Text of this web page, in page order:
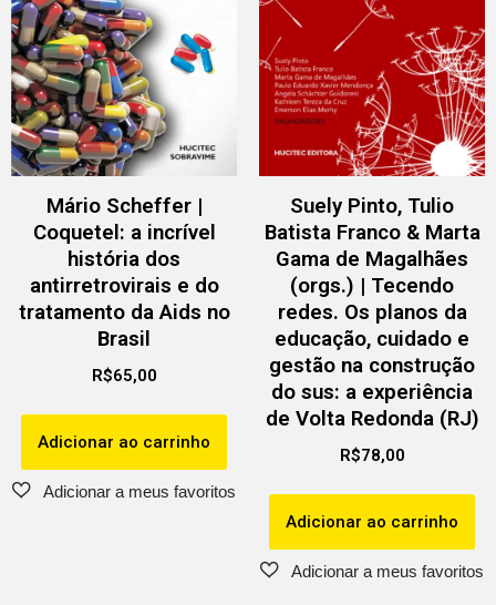
Mário Scheffer |
Coquetel: a incrível
história dos
antirretrovirais e do
tratamento da Aids no
Brasil
R$65,00
Adicionar ao carrinho
Suely Pinto, Tulio
Batista Franco & Marta
Gama de Magalhães
(orgs.) | Tecendo
redes. Os planos da
educação, cuidado e
gestão na construção
do sus: a experiência
de Volta Redonda (RJ)
R$78,00
Adicionar ao carrinho